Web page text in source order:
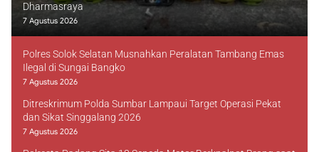
Dharmasraya
7 Agustus 2026
Polres Solok Selatan Musnahkan Peralatan Tambang Emas
Ilegal di Sungai Bangko
7 Agustus 2026
Ditreskrimum Polda Sumbar Lampaui Target Operasi Pekat
dan Sikat Singgalang 2026
7 Agustus 2026